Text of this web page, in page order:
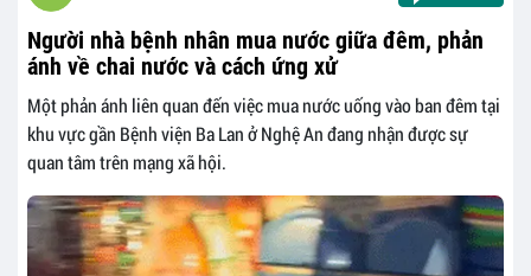
Người nhà bệnh nhân mua nước giữa đêm, phản
ánh về chai nước và cách ứng xử
Một phản ánh liên quan đến việc mua nước uống vào ban đêm tại
khu vực gần Bệnh viện Ba Lan ở Nghệ An đang nhận được sự
quan tâm trên mạng xã hội.